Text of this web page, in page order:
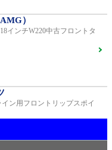
行23,500km
リPゼロネロ255/30/20 5分山1
20インチ メルセデスベンツ
405）
）
インチW220中古フロントタ
イン用フロントリップスポイ